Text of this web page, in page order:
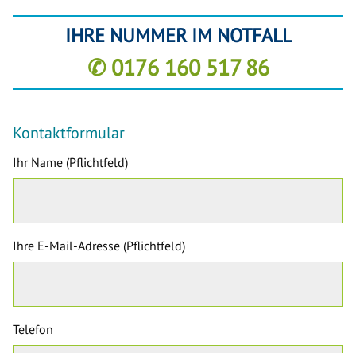
IHRE NUMMER IM NOTFALL
✆ 0176 160 517 86
Kontaktformular
Ihr Name (Pflichtfeld)
Ihre E-Mail-Adresse (Pflichtfeld)
Telefon